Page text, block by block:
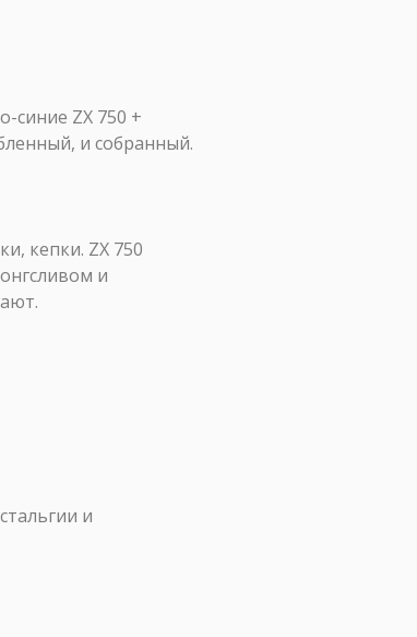
синие ZX 750 +
и собранный.
кепки. ZX 750
и
и